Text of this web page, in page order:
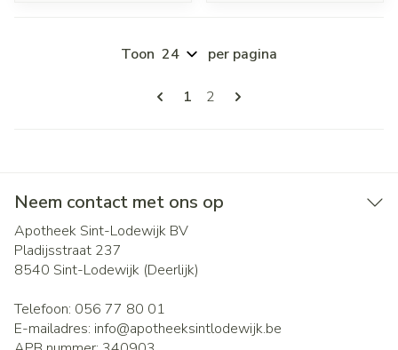
Pagina's
U lees momenteel pagina
1 Pagina
2
Toon per pagina
Neem contact met ons op
Apotheek Sint-Lodewijk BV
Pladijsstraat 237
8540 Sint-Lodewijk (Deerlijk)
Telefoon: 056 77 80 01
E-mailadres: info@apotheeksintlodewijk.be